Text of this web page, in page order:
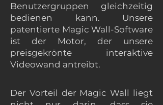
Benutzergruppen gleichzeitig
bedienen kann. Unsere
patentierte Magic Wall-Software
ist der Motor, der unsere
preisgekrönte interaktive
Videowand antreibt.
Der Vorteil der Magic Wall liegt